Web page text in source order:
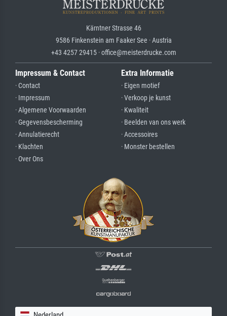
Kärntner Strasse 46
9586 Finkenstein am Faaker See · Austria
+43 4257 29415 · office@meisterdrucke.com
Impressum & Contact
· Contact
· Impressum
· Algemene Voorwaarden
· Gegevensbescherming
· Annulatierecht
· Klachten
· Over Ons
Extra Informatie
· Eigen motief
· Verkoop je kunst
· Kwaliteit
· Beelden van ons werk
· Accessoires
· Monster bestellen